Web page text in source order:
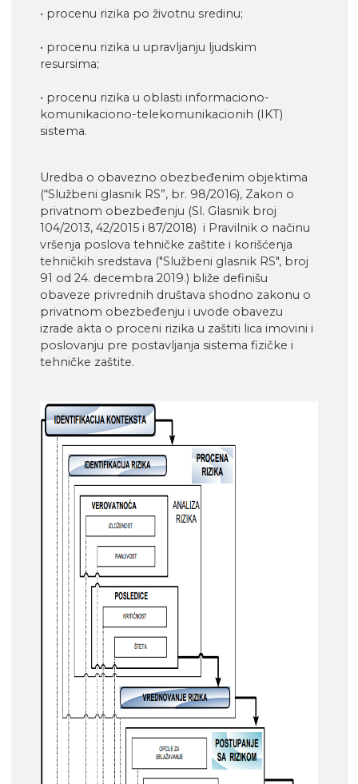
• procenu rizika po životnu sredinu;
• procenu rizika u upravljanju ljudskim
resursima;
• procenu rizika u oblasti informaciono-
komunikaciono-telekomunikacionih (IKT)
sistema.
Uredba o obavezno obezbeđenim objektima
(“Službeni glasnik RS”, br. 98/2016), Zakon o
privatnom obezbeđenju (Sl. Glasnik broj
104/2013, 42/2015 i 87/2018) i Pravilnik o načinu
vršenja poslova tehničke zaštite i korišćenja
tehničkih sredstava ("Službeni glasnik RS", broj
91 od 24. decembra 2019.) bliže definišu
obaveze privrednih društava shodno zakonu o
privatnom obezbeđenju i uvode obavezu
izrade akta o proceni rizika u zaštiti lica imovini i
poslovanju pre postavljanja sistema fizičke i
tehničke zaštite.